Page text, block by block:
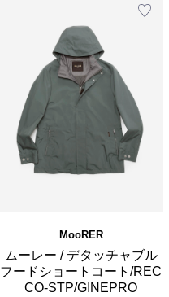
MooRER
ムーレー / デタッチャブル
フードショートコート/REC
CO-STP/GINEPRO